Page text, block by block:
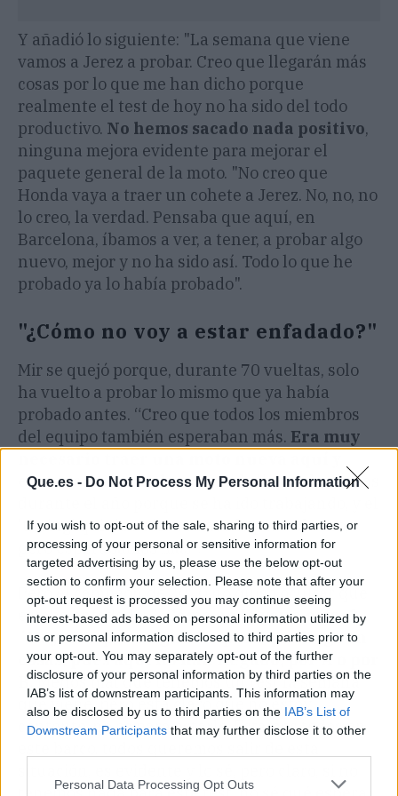
Que.es - Do Not Process My Personal Information
If you wish to opt-out of the sale, sharing to third parties, or
processing of your personal or sensitive information for
targeted advertising by us, please use the below opt-out
section to confirm your selection. Please note that after your
opt-out request is processed you may continue seeing
interest-based ads based on personal information utilized by
us or personal information disclosed to third parties prior to
your opt-out. You may separately opt-out of the further
disclosure of your personal information by third parties on the
IAB’s list of downstream participants. This information may
also be disclosed by us to third parties on the IAB’s List of
Downstream Participants that may further disclose it to other
Personal Data Processing Opt Outs
Y añadió lo siguiente: "La semana que viene
vamos a Jerez a probar. Creo que llegarán más
cosas por lo que me han dicho porque
realmente el test de hoy no ha sido del todo
productivo. No hemos sacado nada positivo,
ninguna mejora evidente para mejorar el
paquete general de la moto. "No creo que
Honda vaya a traer un cohete a Jerez. No, no, no
lo creo, la verdad. Pensaba que aquí, en
Barcelona, íbamos a ver, a tener, a probar algo
nuevo, mejor y no ha sido así. Todo lo que he
probado ya lo había probado".
"¿Cómo no voy a estar enfadado?"
Mir se quejó porque, durante 70 vueltas, solo
ha vuelto a probar lo mismo que ya había
probado antes. “Creo que todos los miembros
del equipo también esperaban más. Era muy
empezar a ver la luz.Han ido llegando cositas
'timing' quizás se ha retrasado por todo eso,
pero esperábamos más”.
Pero el campeón de 2020 no quiso ocultar que
estaba enfadado: "¿Cómo no lo voy a estar?
´Hay tiempos asignados para que lleguen
cosas, pues aquí no han llegado, por A o por
B.Menos mal que tenemos un test la semana
que viene, pero está claro que no estoy
contento, no es para estarlo. Estamos todos en